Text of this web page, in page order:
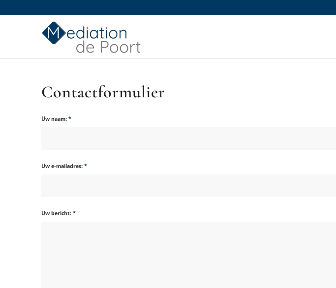
Contactformulier
Uw naam:*
Uw e-mailadres:*
Uw bericht:*